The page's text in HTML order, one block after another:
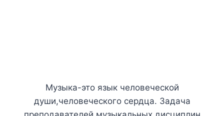
Музыка-это язык человеческой
души,человеческого сердца. Задача